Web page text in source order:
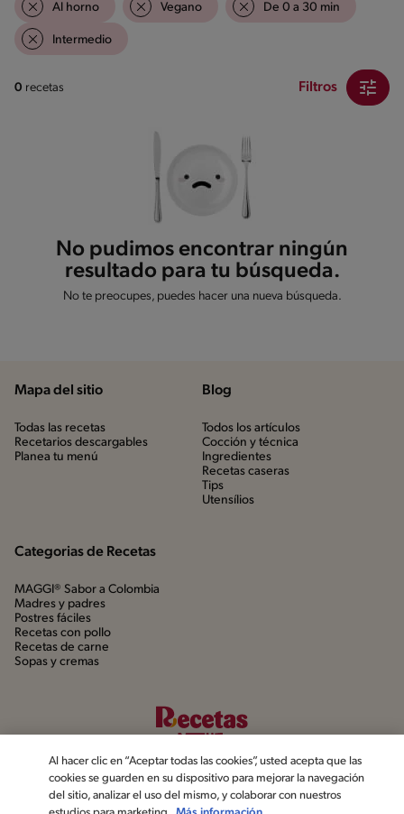
Al horno Vegano De 0 a 30 min
Intermedio
0 recetas Filtros
No pudimos encontrar ningún
resultado para tu búsqueda.
No te preocupes, puedes hacer una nueva búsqueda.
Mapa del sitio
Todas las recetas
Recetarios descargables
Planea tu menú
Blog
Todos los artículos
Cocción y técnica
Ingredientes
Recetas caseras
Tips
Utensílios
Categorias de Recetas
MAGGI® Sabor a Colombia
Madres y padres
Postres fáciles
Recetas con pollo
Recetas de carne
Sopas y cremas
Al hacer clic en “Aceptar todas las cookies”, usted acepta que las
cookies se guarden en su dispositivo para mejorar la navegación
del sitio, analizar el uso del mismo, y colaborar con nuestros